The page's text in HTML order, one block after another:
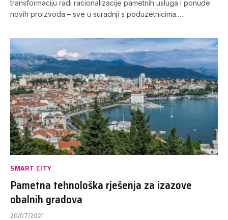
transformaciju radi racionalizacije pametnih usluga i ponude
novih proizvoda – sve u suradnji s poduzetnicima.…
SMART CITY
Pametna tehnološka rješenja za izazove
obalnih gradova
20/07/2021